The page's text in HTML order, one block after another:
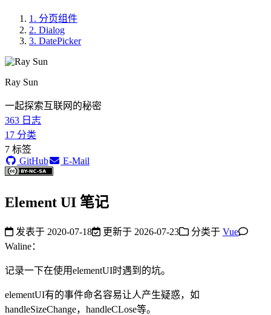
1. 分页组件
2. Dialog
3. DatePicker
Ray Sun
一起探索互联网的秘密
363 日志
17 分类
7 标签
GitHub
E-Mail
Element UI 笔记
发表于 2020-07-18 更新于 2026-07-23 分类于 Vue
Waline：
记录一下在使用elementUI时遇到的坑。
elementUI有的事件命名容易让人产生疑惑，如
handleSizeChange，handleCLose等。